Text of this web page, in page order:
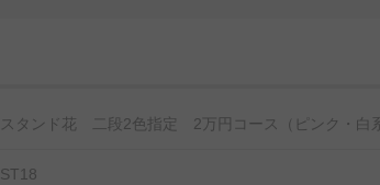
スタンド花 二段2色指定 2万円コース（ピンク・白
ST18